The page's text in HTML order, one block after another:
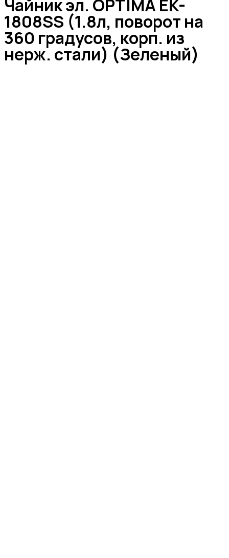
Чайник эл. OPTIMA EK-
1808SS (1.8л, поворот на
360 градусов, корп. из
нерж. стали) (Зеленый)